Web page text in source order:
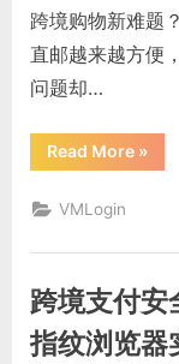
跨境购物新难题
直邮越来越方便
问题却…
Read More“海
外
必
这
款
神
器
让
»
VMLogin
跨境支付安
指纹浏览器